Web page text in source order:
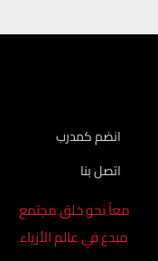
انضم كمدرب
اتصل بنا
معاً نحو خلق مجتمع
مبدع في عالم الأزياء